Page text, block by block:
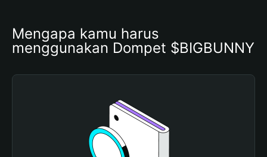
Mengapa kamu harus
menggunakan Dompet $BIGBUNNY